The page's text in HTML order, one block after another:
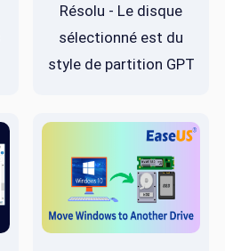
Résolu - Le disque
sélectionné est du
style de partition GPT